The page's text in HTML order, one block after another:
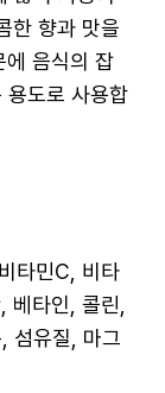
한 향과 맛을
에 음식의 잡
용도로 사용합
타민C, 비타
베타인, 콜린,
섬유질, 마그